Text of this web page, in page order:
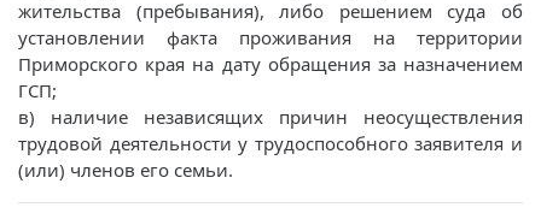
жительства (пребывания), либо решением суда об
установлении факта проживания на территории
Приморского края на дату обращения за назначением
ГСП;
в) наличие независящих причин неосуществления
трудовой деятельности у трудоспособного заявителя и
(или) членов его семьи.